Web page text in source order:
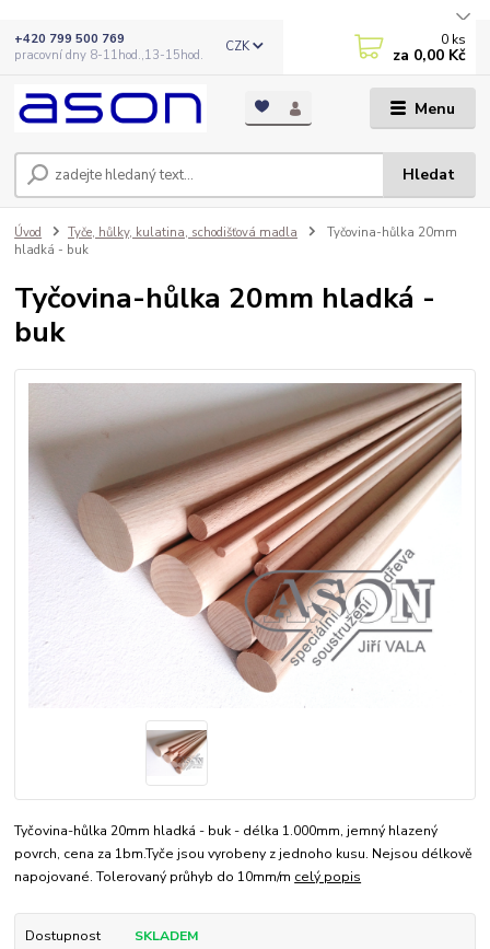
Menu
CZK
Hledat
+420 799 500 769
pracovní dny 8-11hod.,13-15hod.
0 ks
za 0,00 Kč
Úvod Tyče, hůlky, kulatina, schodišťová madla
Tyčovina-hůlka 20mm
hladká - buk
Tyčovina-hůlka 20mm hladká -
buk
Tyčovina-hůlka 20mm hladká - buk - délka 1.000mm, jemný hlazený
povrch, cena za 1bm.Tyče jsou vyrobeny z jednoho kusu. Nejsou délkově
napojované. Tolerovaný průhyb do 10mm/m celý popis
Dostupnost
SKLADEM